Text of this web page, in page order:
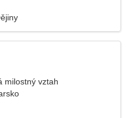
milostný vztah